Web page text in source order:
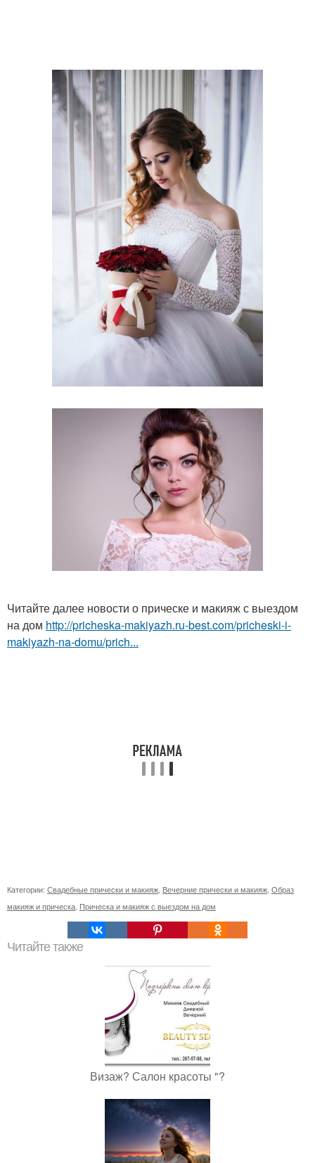
Читайте далее новости о прическе и макияж с выездом
на дом http://pricheska-makiyazh.ru-best.com/pricheski-i-
makiyazh-na-domu/prich...
Категории: Свадебные прически и макияж, Вечерние прически и макияж, Образ
макияж и прическа, Прическа и макияж с выездом на дом
Читайте также
Визаж? Салон красоты "?